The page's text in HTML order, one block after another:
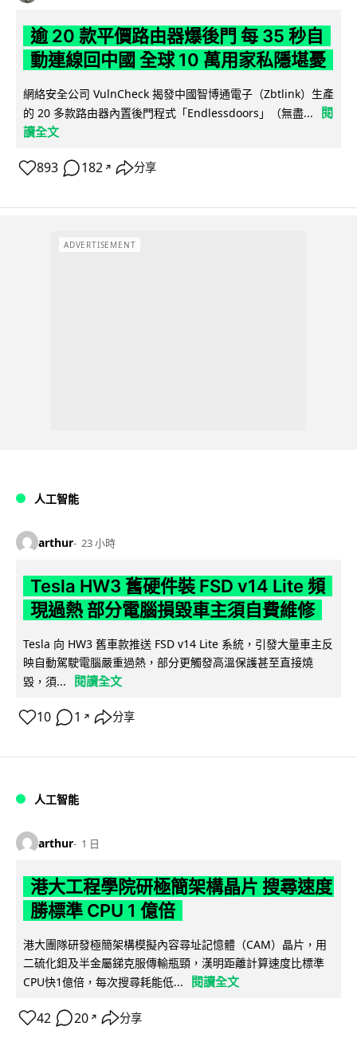
逾 20 款平價路由器爆後門 每 35 秒自
動連線回中國 全球 10 萬用家私隱堪憂
網絡安全公司 VulnCheck 揭發中國智博通電子（Zbtlink）生產
的 20 多款路由器內置後門程式「Endlessdoors」（無盡...
閱
讀全文
893 182 ↗ 分享
ADVERTISEMENT
人工智能
arthur 23 小時
Tesla HW3 舊硬件裝 FSD v14 Lite 頻
現過熱 部分電腦損毀車主須自費維修
Tesla 向 HW3 舊車款推送 FSD v14 Lite 系統，引發大量車主反
映自動駕駛電腦嚴重過熱，部分更觸發高溫保護甚至直接燒
毀，須...
閱讀全文
10 1 ↗ 分享
人工智能
arthur 1 日
港大工程學院研極簡架構晶片 搜尋速度
勝標準 CPU 1 億倍
港大團隊研發極簡架構模擬內容尋址記憶體（CAM）晶片，用
二硫化鉬及半金屬銻克服傳輸瓶頸，漢明距離計算速度比標準
CPU快1億倍，每次搜尋耗能低...
閱讀全文
42 20 ↗ 分享